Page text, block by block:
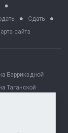
Сдать
сайта
Баррикадной
Таганской